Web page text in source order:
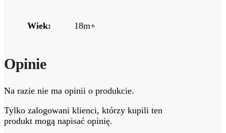
Wiek: 18m+
Opinie
Na razie nie ma opinii o produkcie.
Tylko zalogowani klienci, którzy kupili ten
produkt mogą napisać opinię.